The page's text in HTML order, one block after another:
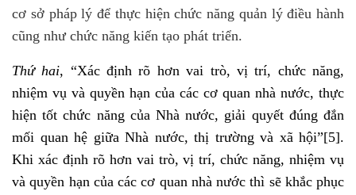
cơ sở pháp lý để thực hiện chức năng quản lý điều hành
cũng như chức năng kiến tạo phát triển.
Thứ hai, “Xác định rõ hơn vai trò, vị trí, chức năng,
nhiệm vụ và quyền hạn của các cơ quan nhà nước, thực
hiện tốt chức năng của Nhà nước, giải quyết đúng đắn
mối quan hệ giữa Nhà nước, thị trường và xã hội”[5].
Khi xác định rõ hơn vai trò, vị trí, chức năng, nhiệm vụ
và quyền hạn của các cơ quan nhà nước thì sẽ khắc phục